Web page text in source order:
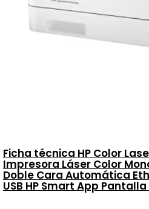
Ficha técnica HP Color
Impresora Láser Color
Doble Cara Automática
USB HP Smart App